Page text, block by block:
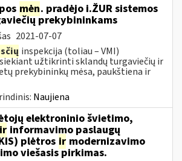
mėn. pradėjo i.ŽUR sistemos
prekybininkams
2021-07-07
inspekcija (toliau – VMI)
užtikrinti sklandų turgaviečių ir
prekybininkų mėsa, paukštiena ir
Naujiena
elektroninio švietimo,
ir informavimo paslaugų
plėtros ir modernizavimo
viešasis pirkimas.